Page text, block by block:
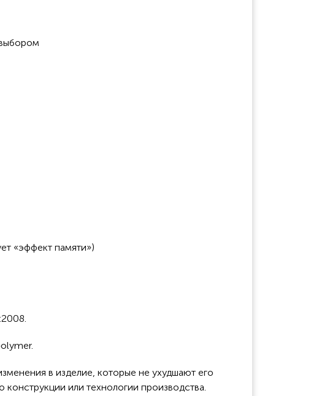
«эффект памяти»)
в изделие, которые не ухудшают его
или технологии производства.